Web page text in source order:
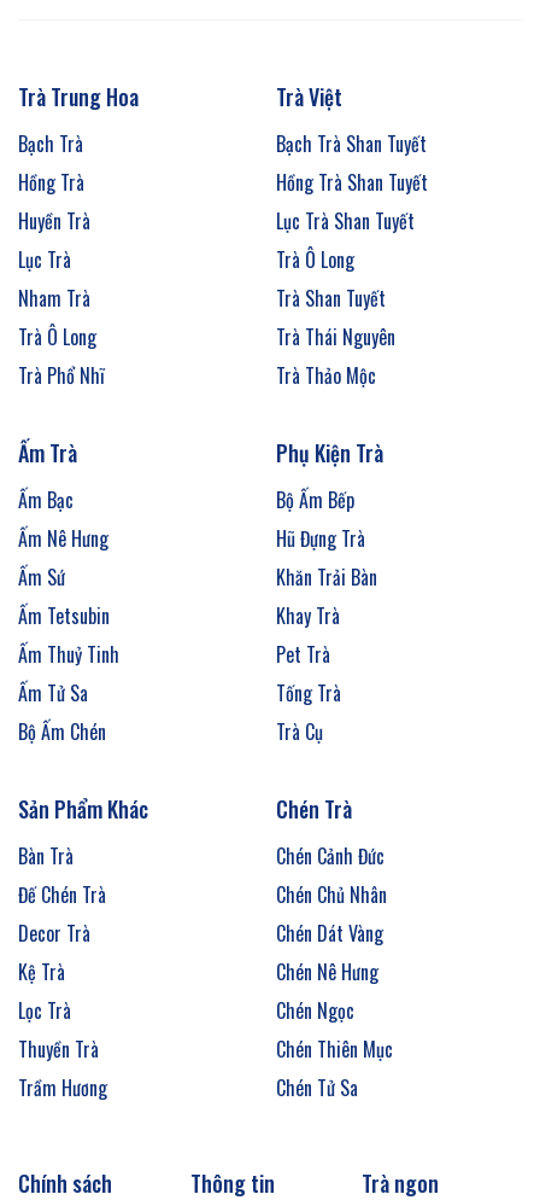
Trà Trung Hoa
Bạch Trà
Hồng Trà
Huyền Trà
Lục Trà
Nham Trà
Trà Ô Long
Trà Phổ Nhĩ
Trà Việt
Bạch Trà Shan Tuyết
Hồng Trà Shan Tuyết
Lục Trà Shan Tuyết
Trà Ô Long
Trà Shan Tuyết
Trà Thái Nguyên
Trà Thảo Mộc
Ấm Trà
Ấm Bạc
Ấm Nê Hưng
Ấm Sứ
Ấm Tetsubin
Ấm Thuỷ Tinh
Ấm Tử Sa
Bộ Ấm Chén
Phụ Kiện Trà
Bộ Ấm Bếp
Hũ Đựng Trà
Khăn Trải Bàn
Khay Trà
Pet Trà
Tống Trà
Trà Cụ
Sản Phẩm Khác
Bàn Trà
Đế Chén Trà
Decor Trà
Kệ Trà
Lọc Trà
Thuyền Trà
Trầm Hương
Chén Trà
Chén Cảnh Đức
Chén Chủ Nhân
Chén Dát Vàng
Chén Nê Hưng
Chén Ngọc
Chén Thiên Mục
Chén Tử Sa
Chính sách Thông tin Trà ngon